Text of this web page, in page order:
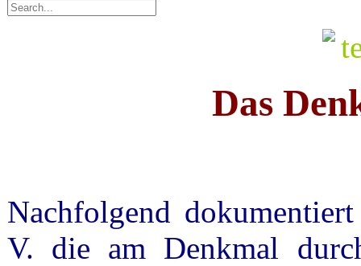
Das
Nachfolgend
V. die am Denkmal